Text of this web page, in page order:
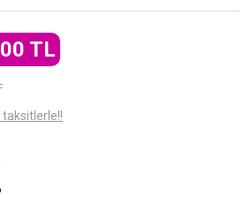
TL
taksitlerle!!